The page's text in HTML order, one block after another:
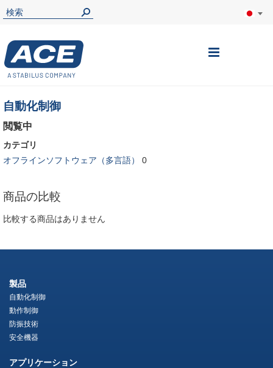
ナ
自動化制御
閲覧中
カテゴリ
オフラインソフトウェア（多言語）
0
商品の比較
比較する商品はありません
製品
自動化制御
動作制御
防振技術
安全機器
アプリケーション